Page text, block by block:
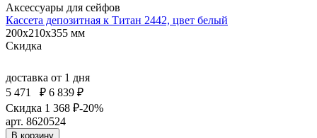
Аксессуары для сейфов
Кассета депозитная к Титан 2442, цвет белый
200x210x355 мм
Скидка
доставка от 1 дня
5 471
₽ 6 839 ₽
Скидка 1 368 ₽-20%
арт. 8620524
В корзину